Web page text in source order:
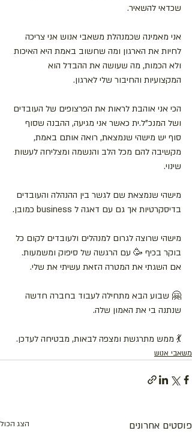
שכדאי להשאיר.
אני מאמינה שכמנהלת משאבי אנוש אני צריכה
לחיות את הארגון ומה שחשוב באמת היא האיכות
ולא הכמות, מה שעושה את ההבדל הוא
המקצועיות והחיבור שלי לארגון.
הכי אני אוהבת לראות את הפרצופים של העובדים
ושל המנכ"ל.ית כאשר אני מגיעה, ההבנה שסוף
סוף יש מישהי שנמצאת, רואה אותם באמת,
מקשיבה להם מכל הלב והנשמה ומצליחה לעשות
שינוי.
מישהי שנמצאת שם לגשר בין ההנהלה והעובדים
בדיסקרטיות אך גם עם דאגה ל business כמובן.
מישהי שרוצה לגרום למנהלים ולעובדים לקום כל
בוקר בכיף 🥳 עם הרגשה של סיפוק ומשמעות.
אם השגתי את המטרה הזאת עשיתי את שלי.
🤗 שבוע הבא מתחילה לעבוד בחברה חדשה
שנתנה בי את האמון שלה.
💃 ממש מתרגשת ומצפה לבאות, מבטיחה לעדכן.
משאבי אנוש
פוסטים אחרונים הצג הכול